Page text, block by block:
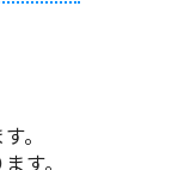
。
す。